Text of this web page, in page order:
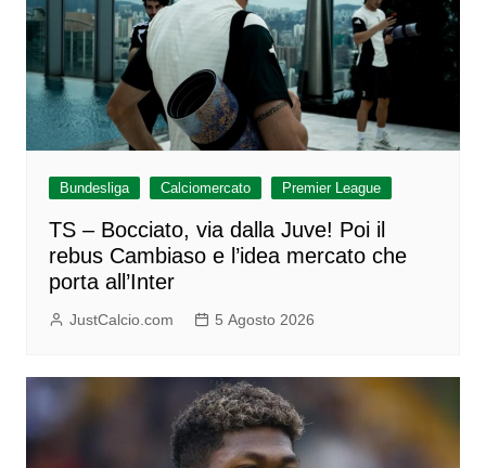
Bundesliga Calciomercato Premier League
TS – Bocciato, via dalla Juve! Poi il
rebus Cambiaso e l’idea mercato che
porta all’Inter
JustCalcio.com 5 Agosto 2026